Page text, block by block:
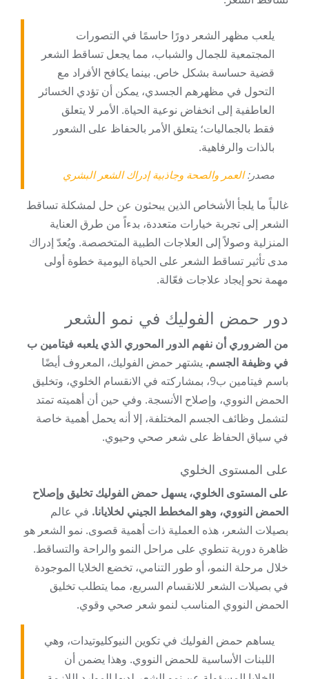
يلعب مظهر الشعر دورًا حاسمًا في التصورات
المجتمعية للجمال والشباب، مما يجعل تساقط الشعر
قضية حساسة بشكل خاص. بينما يكافح الأفراد مع
التحول في مظهرهم الجسدي، يمكن أن تؤدي الخسائر
العاطفية إلى انخفاض نوعية الحياة. الأمر لا يتعلق
فقط بالجماليات؛ يتعلق الأمر بالحفاظ على الشعور
بالذات والرفاهية.
مصدر:العمر والصحة وجاذبية إدراك الشعر البشري
غالباً ما يلجأ الأشخاص الذين يبحثون عن حل لمشكلة تساقط
الشعر إلى تجربة خيارات متعددة، بدءاً من طرق العناية
المنزلية وصولاً إلى العلاجات الطبية المتخصصة. ويُعدّ إدراك
مدى تأثير تساقط الشعر على الحياة اليومية خطوة أولى
مهمة نحو إيجاد علاجات فعّالة.
دور حمض الفوليك في نمو الشعر
من الضروري أن نفهم الدور المحوري الذي يلعبه فيتامين ب
في وظيفة الجسم. يشتهر حمض الفوليك، المعروف أيضًا
باسم فيتامين ب9، بمشاركته في الانقسام الخلوي، وتخليق
الحمض النووي، وإصلاح الأنسجة. وفي حين أن أهميته تمتد
لتشمل وظائف الجسم المختلفة، إلا أنه يحمل أهمية خاصة
في سياق الحفاظ على شعر صحي وحيوي.
على المستوى الخلوي
على المستوى الخلوي، يسهل حمض الفوليك تخليق وإصلاح
الحمض النووي، وهو المخطط الجيني لخلايانا. في عالم
بصيلات الشعر، هذه العملية ذات أهمية قصوى. نمو الشعر هو
ظاهرة دورية تنطوي على مراحل النمو والراحة والتساقط.
خلال مرحلة النمو، أو طور التنامي، تخضع الخلايا الموجودة
في بصيلات الشعر للانقسام السريع، مما يتطلب تخليق
الحمض النووي المناسب لنمو شعر صحي وقوي.
يساهم حمض الفوليك في تكوين النيوكليوتيدات، وهي
اللبنات الأساسية للحمض النووي. وهذا يضمن أن